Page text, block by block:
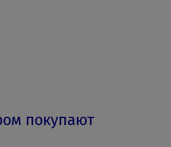
покупают